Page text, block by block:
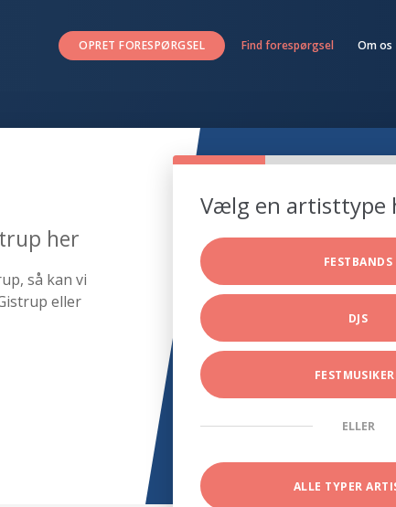
OPRET FORESPØRGSEL Find forespørgsel Om os
her
så kan vi
eller
Vælg en artisttype
FESTBANDS
DJS
ELLER
ALLE TYPER